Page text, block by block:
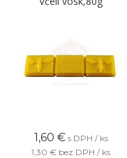
1,60 € s DPH / ks
1,30 € bez DPH / ks